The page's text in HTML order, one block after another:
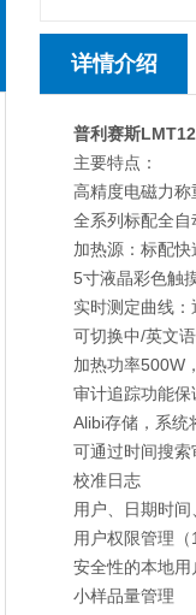
详情介绍
普利赛斯
主要特点：
高精度电磁力
全系列标配全
加热源：标配
5寸液晶彩色触
实时测定曲线
可切换中/英文
加热功率500W
审计追踪功能
Alibi存储，系统
可通过时间搜
校准日志
用户、日期时
用户权限管理（
安全性的本地用
小样品量管理